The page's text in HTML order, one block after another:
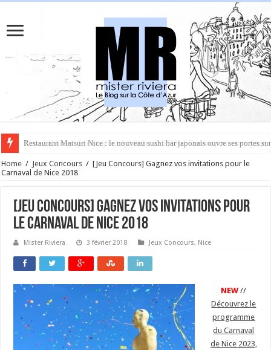
Rüya à Cannes : le restaurant éphémère de l’Hôtel Carlton pour un
Home / Jeux Concours / [Jeu Concours] Gagnez vos invitations pour le
Carnaval de Nice 2018
[Jeu Concours] Gagnez vos invitations pour
le Carnaval de Nice 2018
Mister Riviera 3 février 2018 Jeux Concours, Nice
NEW //
Découvrez le
programme
du Carnaval
de Nice 2023,